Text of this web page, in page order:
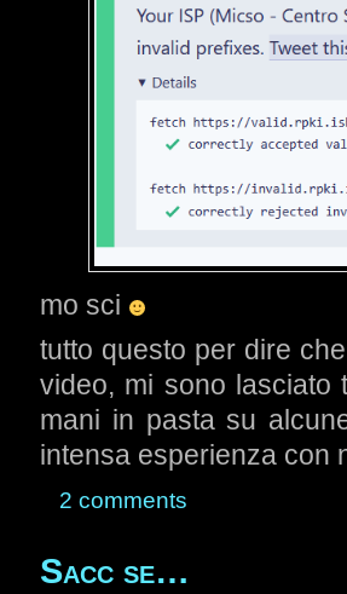
mo sci
tutto questo per dire
video, mi sono lasciato
mani in pasta su
intensa esperienza con
2 comments
Sacc se…